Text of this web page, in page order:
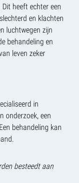
heeft echter een
en klachten
luchtwegen zijn
behandeling en
leven zeker
in
onderzoek, een
behandeling kan
besteedt aan